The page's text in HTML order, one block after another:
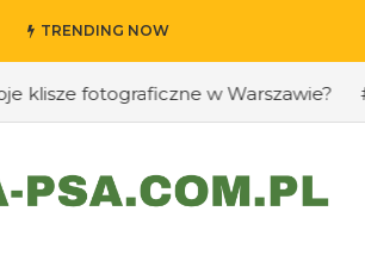
TRENDING NOW
fotograficzne w Warszawie? #Jak